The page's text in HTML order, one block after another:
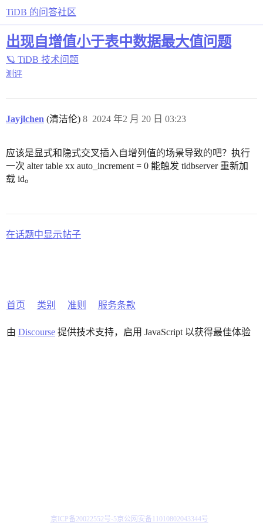
TiDB 的问答社区
出现自增值小于表中数据最大值问题
🪐 TiDB 技术问题
测评
Jayjlchen (清洁伦) 2024 年2 月 20 日 03:23
8
应该是显式和隐式交叉插入自增列值的场景导致的吧？执行
一次 alter table xx auto_increment = 0 能触发 tidbserver 重新加
载 id。
在话题中显示帖子
首页 类别 准则 服务条款
由 Discourse提供技术支持，启用 JavaScript 以获得最佳体验
京ICP备20022552号-5京公网安备11010802043344号